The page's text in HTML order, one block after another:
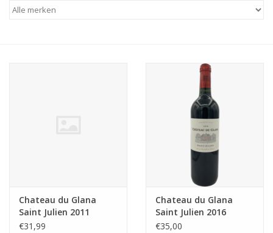
Over ons
Chateau du Glana
Saint Julien 2011
€31,99
Chateau du Glana
Saint Julien 2016
€35,00